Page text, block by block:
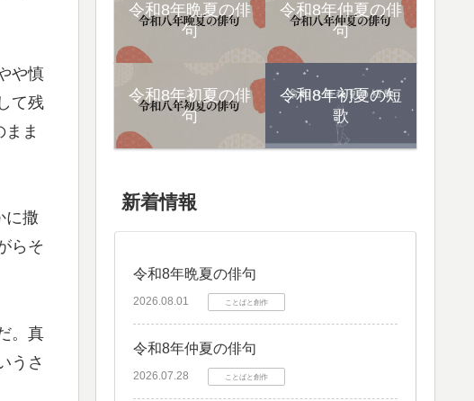
や慎
て残
ま
に撒
らそ
。真
うさ
令和8年晩夏の俳
句
令和8年仲夏の俳
句
令和8年初夏の俳
句
令和8年初夏の短
歌
新着情報
令和8年晩夏の俳句
2026.08.01 ことばと創作
令和8年仲夏の俳句
2026.07.28 ことばと創作